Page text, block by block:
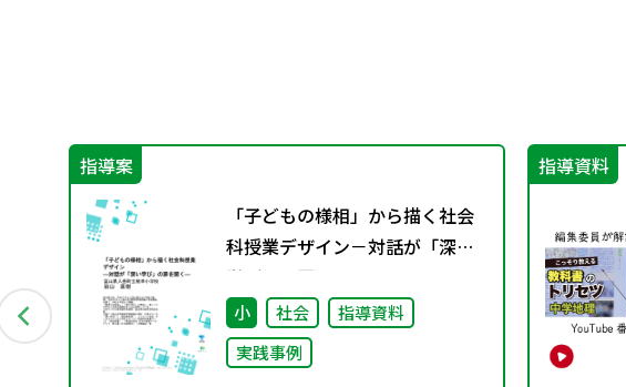
指導案
「子どもの様相」から描く社会
科授業デザイン－対話が「深い
学び」の扉を開く－
小 社会
指導資料
実践事例
指導資料